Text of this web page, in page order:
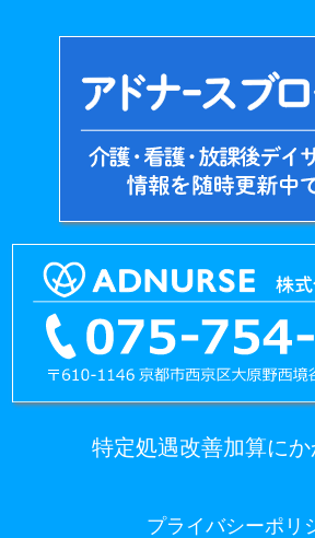
特定処遇改善加算にか
プライバシーポリ